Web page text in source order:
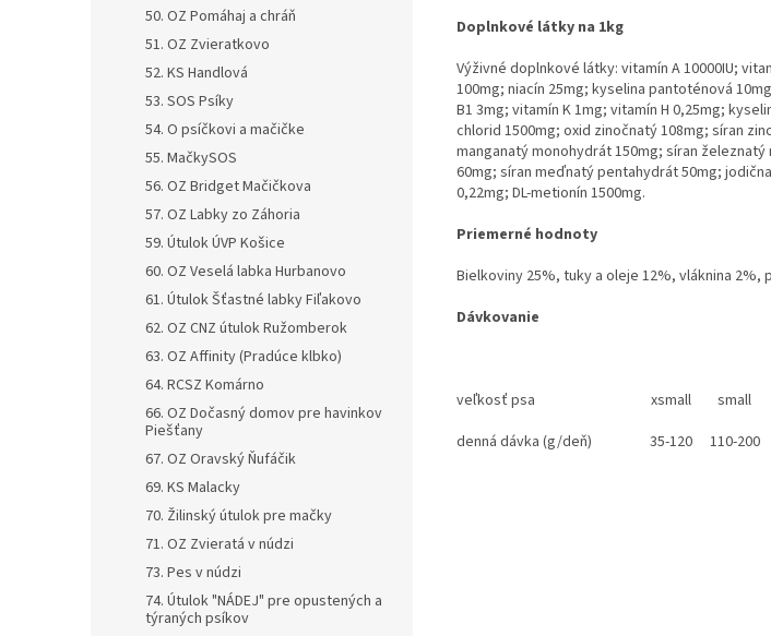
50. OZ Pomáhaj a chráň
51. OZ Zvieratkovo
52. KS Handlová
53. SOS Psíky
54. O psíčkovi a mačičke
55. MačkySOS
56. OZ Bridget Mačičkova
57. OZ Labky zo Záhoria
59. Útulok ÚVP Košice
60. OZ Veselá labka Hurbanovo
61. Útulok Šťastné labky Fiľakovo
62. OZ CNZ útulok Ružomberok
63. OZ Affinity (Pradúce klbko)
64. RCSZ Komárno
66. OZ Dočasný domov pre havinkov
Piešťany
67. OZ Oravský Ňufáčik
69. KS Malacky
70. Žilinský útulok pre mačky
71. OZ Zvieratá v núdzi
73. Pes v núdzi
74. Útulok "NÁDEJ" pre opustených a
týraných psíkov
Doplnkové látky na 1kg
Výživné doplnkové látky: vitamín A 10000IU;
100mg; niacín 25mg; kyselina pantoténová
B1 3mg; vitamín K 1mg; vitamín H 0,25mg;
chlorid 1500mg; oxid zinočnatý 108mg; síran
manganatý monohydrát 150mg; síran
60mg; síran meďnatý pentahydrát 50mg;
0,22mg; DL-metionín 1500mg.
Priemerné hodnoty
Bielkoviny 25%, tuky a oleje 12%, vláknina 2%,
Dávkovanie
veľkosť psa xsmall small
denná dávka (g/deň)
35-120 110-200